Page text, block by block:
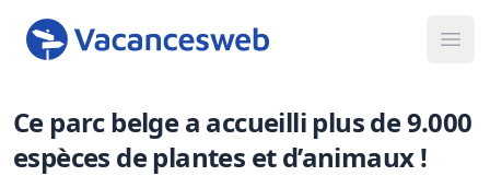
Ce parc belge a accueilli plus de 9.000
espèces de plantes et d’animaux !